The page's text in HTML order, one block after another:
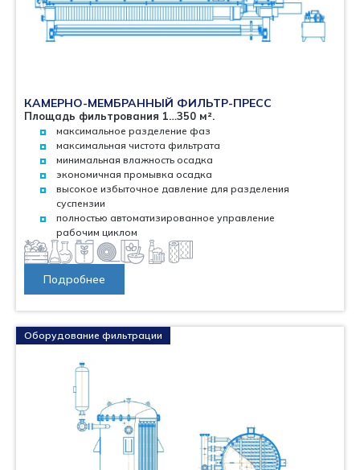
КАМЕРНО-МЕМБРАННЫЙ ФИЛЬТР-ПРЕСС
Площадь фильтрования 1…350 м².
максимальное разделение фаз
максимальная чистота фильтрата
минимальная влажность осадка
экономичная промывка осадка
высокое избыточное давление для разделения
суспензии
полностью автоматизированное управление
рабочим циклом
Подробнее
Оборудование фильтрации